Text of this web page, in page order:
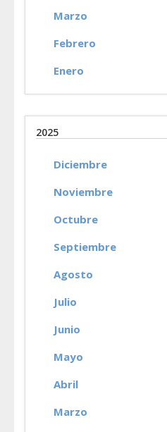
Marzo
Febrero
Enero
2025
Diciembre
Noviembre
Octubre
Septiembre
Agosto
Julio
Junio
Mayo
Abril
Marzo